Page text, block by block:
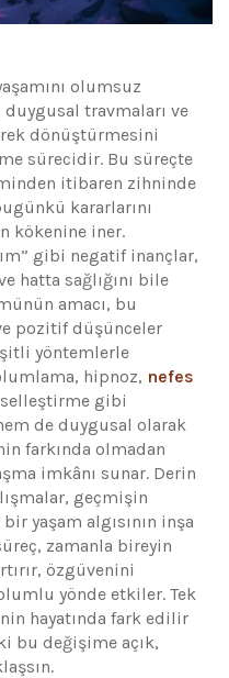
olumsuz
duygusal travmaları ve
dönüştürmesini
sürecidir. Bu süreçte
itibaren zihninde
kararlarını
kökenine iner.
gibi negatif inançlar,
hatta sağlığını bile
amacı, bu
pozitif düşünceler
yöntemlerle
hipnoz, nefes
gibi
de duygusal olarak
farkında olmadan
imkânı sunar. Derin
geçmişin
yaşam algısının inşa
zamanla bireyin
özgüvenini
yönde etkiler. Tek
hayatında fark edilir
bu değişime açık,